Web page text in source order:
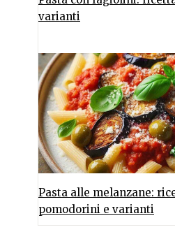
varianti
Pasta alle melanzane:
pomodorini e varianti